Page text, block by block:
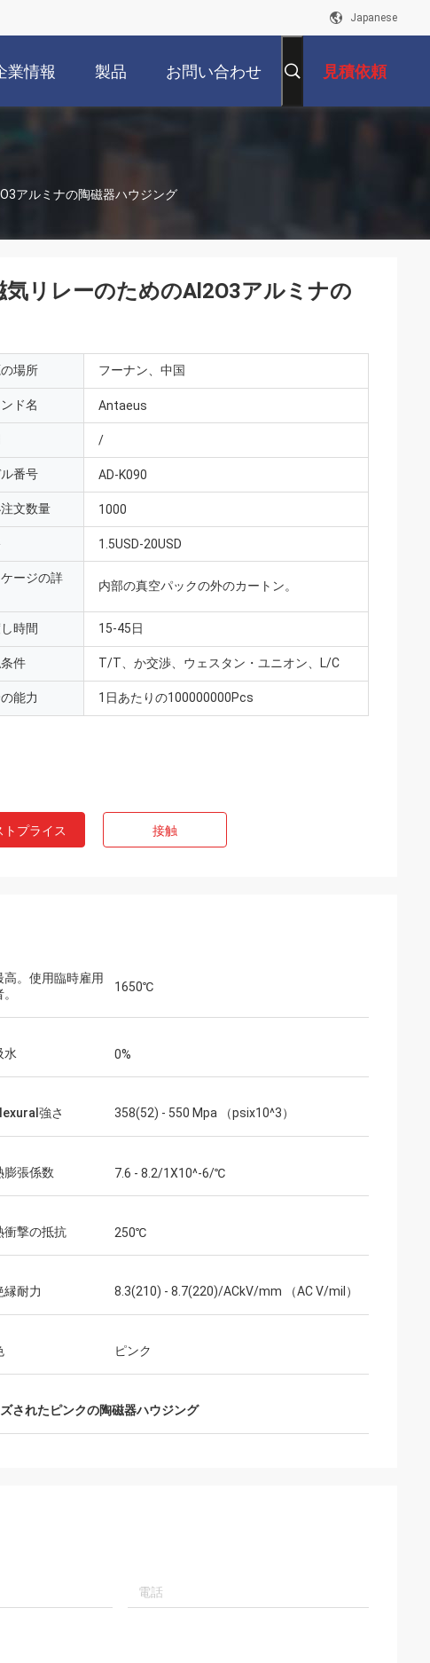
Japanese
業情報 製品 お問い合わせ 見積依頼
アルミナの陶磁器ハウジング
気リレーのためのAl2O3アルミナの
場所 フーナン、中国
ド名 Antaeus
/
番号 AD-K090
文数量 1000
1.5USD-20USD
ージの詳
内部の真空パックの外のカートン。
時間 15-45日
件 T/T、か交渉、ウェスタン・ユニオン、L/C
能力 1日あたりの100000000Pcs
トプライス 接触
高。使用臨時雇用
1650℃
水 0%
強さ 358(52) - 550 Mpa （psix10^3）
膨張係数 7.6 - 8.2/1X10^-6/℃
衝撃の抵抗 250℃
縁耐力 8.3(210) - 8.7(220)/ACkV/mm （AC V/mil）
ピンク
されたピンクの陶磁器ハウジング